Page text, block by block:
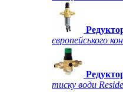
європейського
тиску води